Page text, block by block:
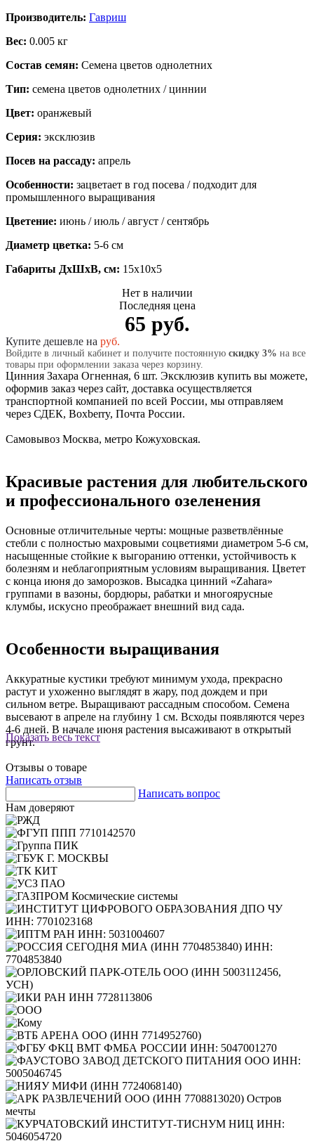
Производитель: Гавриш
Вес: 0.005 кг
Состав семян: Семена цветов однолетних
Тип: семена цветов однолетних / циннии
Цвет: оранжевый
Серия: эксклюзив
Посев на рассаду: апрель
Особенности: зацветает в год посева / подходит для
промышленного выращивания
Цветение: июнь / июль / август / сентябрь
Диаметр цветка: 5-6 см
Габариты ДхШхВ, см: 15x10x5
Нет в наличии
Последняя цена
65 руб.
Купите дешевле на руб.
Войдите в личный кабинет и получите постоянную скидку 3% на все
товары при оформлении заказа через корзину.
Цинния Захара Огненная, 6 шт. Эксклюзив купить вы можете,
оформив заказ через сайт, доставка осуществляется
транспортной компанией по всей России, мы отправляем
через СДЕК, Boxberry, Почта России.
Показать весь текст
Самовывоз Москва, метро Кожуховская.
Красивые растения для любительского
и профессионального озеленения
Основные отличительные черты: мощные разветвлённые
стебли с полностью махровыми соцветиями диаметром 5-6 см,
насыщенные стойкие к выгоранию оттенки, устойчивость к
болезням и неблагоприятным условиям выращивания. Цветет
с конца июня до заморозков. Высадка цинний «Zahara»
группами в вазоны, бордюры, рабатки и многоярусные
клумбы, искусно преображает внешний вид сада.
Особенности выращивания
Аккуратные кустики требуют минимум ухода, прекрасно
растут и ухоженно выглядят в жару, под дождем и при
сильном ветре. Выращивают рассадным способом. Семена
высевают в апреле на глубину 1 см. Всходы появляются через
4-6 дней. В начале июня растения высаживают в открытый
грунт.
Отзывы о товаре
Написать отзыв
Написать вопрос
Нам доверяют